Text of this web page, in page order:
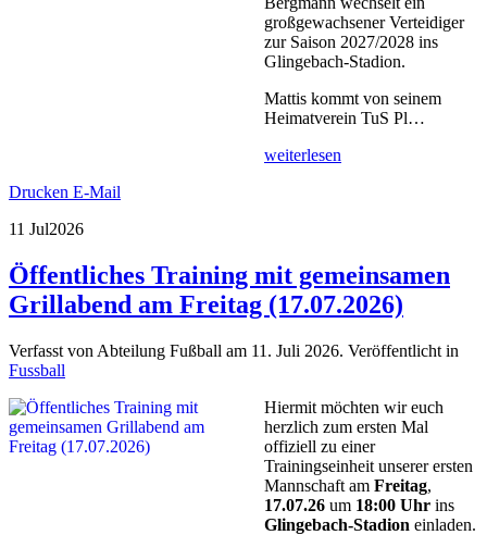
großgewachsener Verteidiger
zur Saison 2027/2028 ins
Glingebach-Stadion.
Mattis kommt von seinem
Heimatverein TuS Pl…
weiterlesen
Drucken E-Mail
11 Jul2026
Öffentliches Training mit gemeinsamen
Grillabend am Freitag (17.07.2026)
Verfasst von Abteilung Fußball am 11. Juli 2026. Veröffentlicht in
Fussball
Hiermit möchten wir euch
herzlich zum ersten Mal
offiziell zu einer
Trainingseinheit unserer ersten
Mannschaft am Freitag,
17.07.26 um 18:00 Uhr ins
Glingebach-Stadion einladen.